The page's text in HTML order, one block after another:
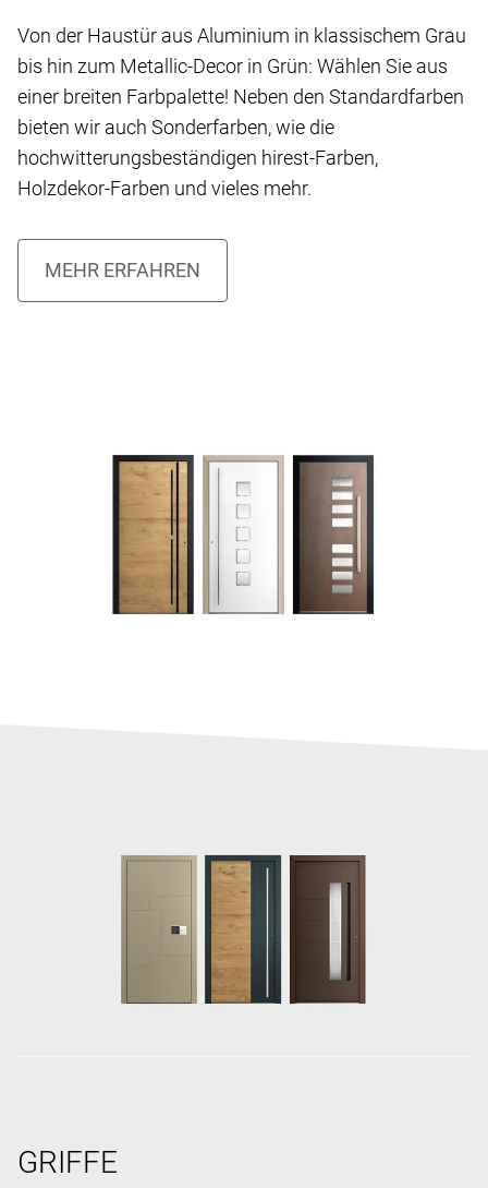
Von der Haustür aus Aluminium in klassischem Grau
bis hin zum Metallic-Decor in Grün: Wählen Sie aus
einer breiten Farbpalette! Neben den Standardfarben
bieten wir auch Sonderfarben, wie die
hochwitterungsbeständigen hirest-Farben,
Holzdekor-Farben und vieles mehr.
GRIFFE